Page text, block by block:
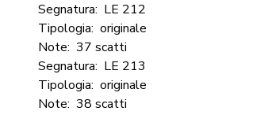
Segnatura: LE 212
Tipologia: originale
Note: 37 scatti
Segnatura: LE 213
Tipologia: originale
Note: 38 scatti